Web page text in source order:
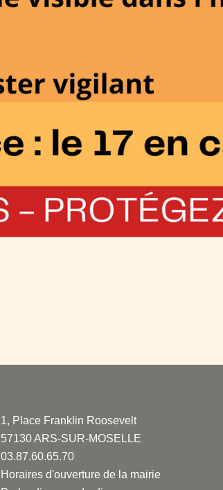
1, Place Franklin Roosevelt
57130 ARS-SUR-MOSELLE
03.87.60.65.70
Horaires d'ouverture de la mairie